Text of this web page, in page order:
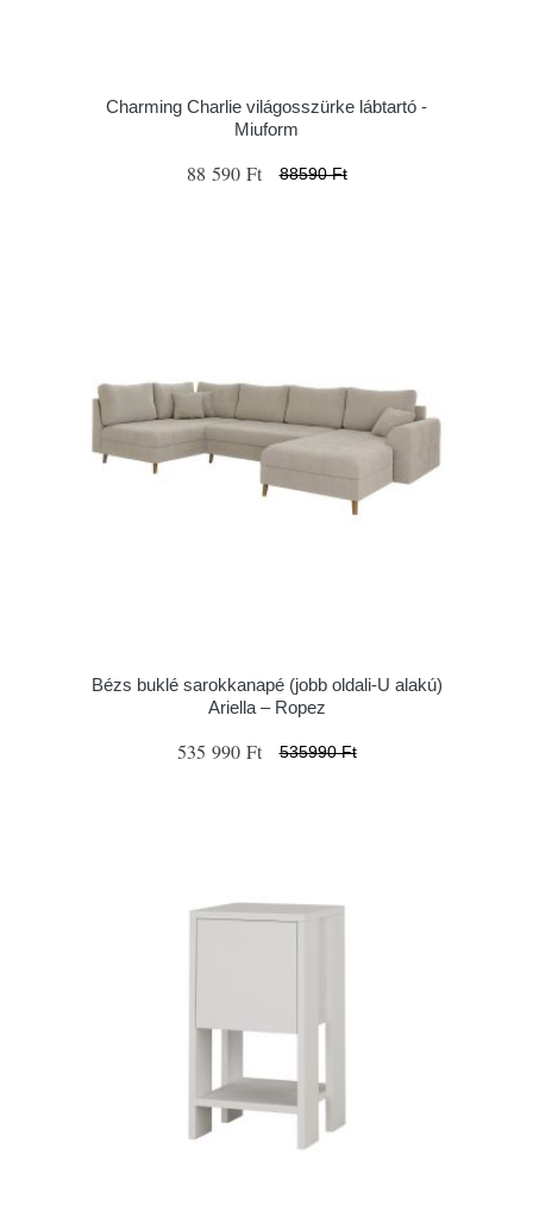
Charming Charlie világosszürke lábtartó -
Miuform
88 590 Ft 88590 Ft
Bézs buklé sarokkanapé (jobb oldali-U alakú)
Ariella – Ropez
535 990 Ft 535990 Ft